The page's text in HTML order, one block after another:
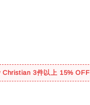
Christian 3件以上 15% OFF